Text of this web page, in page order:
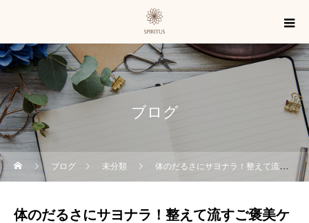
ブログ
ブログ 未分類 体のだるさにサヨナラ！整えて流すご褒美ケア＃中津市エステ
体のだるさにサヨナラ！整えて流すご褒美ケ